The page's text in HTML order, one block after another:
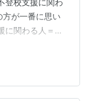
方が一番に思い
に関わる人＝作
不登校支援が
関わる人＝作
だ、作業療法士